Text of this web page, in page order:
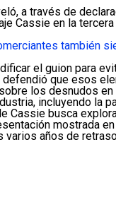
millonaria
a través de
Cassie en la
también
el guion para
defendió que esos
los desnudos
incluyendo la
Cassie busca
mostrada
varios años de